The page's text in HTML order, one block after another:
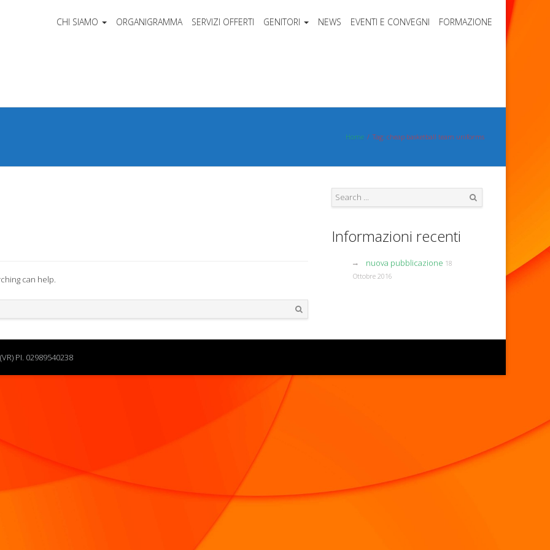
CHI SIAMO ORGANIGRAMMA SERVIZI OFFERTI GENITORI NEWS EVENTI E CONVEGNI FORMAZIONE
Home Tag: cheap basketball team uniforms
can help.
Informazioni recenti
nuova pubblicazione 18
Ottobre 2016
PI. 02989540238